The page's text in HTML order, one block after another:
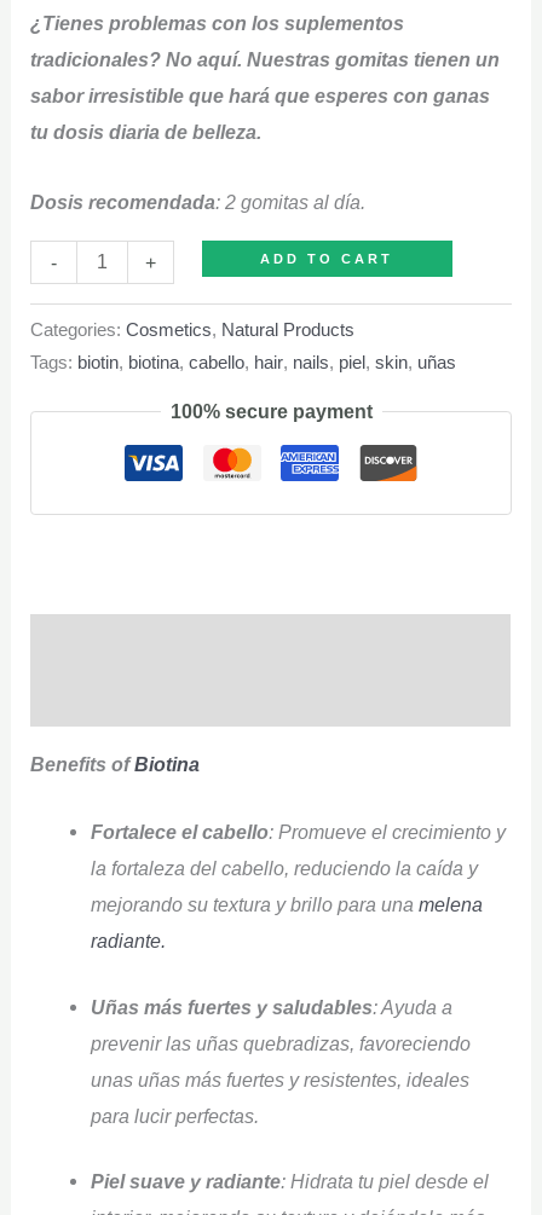
¿Tienes problemas con los suplementos
tradicionales? No aquí. Nuestras gomitas tienen un
sabor irresistible que hará que esperes con ganas
tu dosis diaria de belleza.
Dosis recomendada: 2 gomitas al día.
-
quantity
+ ADD TO CART
Categories:Cosmetics, Natural Products
Tags: biotin, biotina,cabello, hair, nails, piel ,skin, uñas
100% secure payment
Benefits ofBiotina
Fortalece el cabello: Promueve el crecimiento y
la fortaleza del cabello, reduciendo la caída y
mejorando su textura y brillo para una melena
radiante.
Uñas más fuertes y saludables: Ayuda a
prevenir las uñas quebradizas, favoreciendo
unas uñas más fuertes y resistentes, ideales
para lucir perfectas.
Piel suave y radiante: Hidrata tu piel desde el